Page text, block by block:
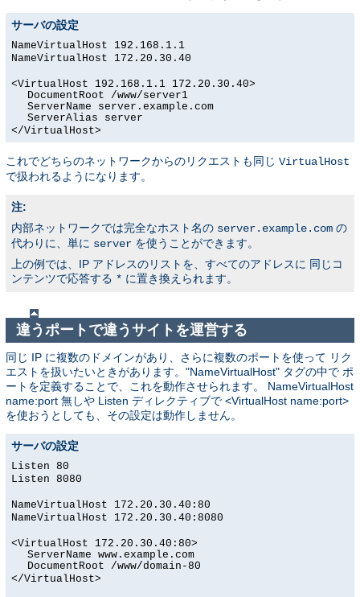
サーバの設定
NameVirtualHost 192.168.1.1
NameVirtualHost 172.20.30.40
<VirtualHost 192.168.1.1 172.20.30.40>
DocumentRoot /www/server1
ServerName server.example.com
ServerAlias server
</VirtualHost>
これでどちらのネットワークからのリクエストも同じ VirtualHost
で扱われるようになります。
注:
内部ネットワークでは完全なホスト名の server.example.com の
代わりに、単に server を使うことができます。
上の例では、IP アドレスのリストを、すべてのアドレスに 同じコ
ンテンツで応答する * に置き換えられます。
違うポートで違うサイトを運営する
同じ IP に複数のドメインがあり、さらに複数のポートを使って リク
エストを扱いたいときがあります。"NameVirtualHost" タグの中で ポ
ートを定義することで、これを動作させられます。 NameVirtualHost
name:port 無しや Listen ディレクティブで <VirtualHost name:port>
を使おうとしても、その設定は動作しません。
サーバの設定
Listen 80
Listen 8080
NameVirtualHost 172.20.30.40:80
NameVirtualHost 172.20.30.40:8080
<VirtualHost 172.20.30.40:80>
ServerName www.example.com
DocumentRoot /www/domain-80
</VirtualHost>